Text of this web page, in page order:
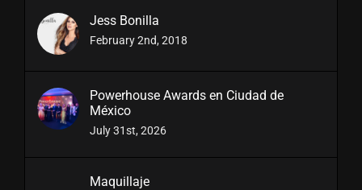
Jess Bonilla
February 2nd, 2018
Powerhouse Awards en Ciudad de
México
July 31st, 2026
Maquillaje